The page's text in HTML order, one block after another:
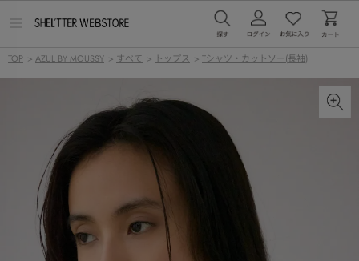
ー
を
TOP > AZUL BY MOUSSY > すべて > トップス > Tシャツ・カットソー(長袖)